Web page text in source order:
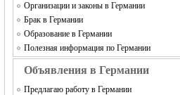
Организации и законы в Германии
Брак в Германии
Образование в Германии
Полезная информация по Германии
Объявления в Германии
Предлагаю работу в Германии